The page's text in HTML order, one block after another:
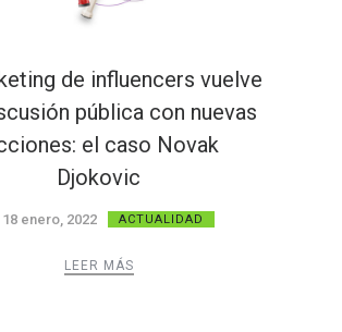
de influencers vuelve
pública con nuevas
el caso Novak
Djokovic
18 enero, 2022 ACTUALIDAD
LEER MÁS